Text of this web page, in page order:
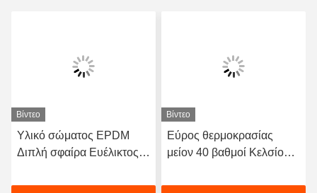
Βίντεο
Υλικό σώματος EPDM
Διπλή σφαίρα Ευέλικτος
από καουτσούκ
Βίντεο
Εύρος θερμοκρασίας
μείον 40 βαθμοί Κελσίου
Διπλή σφαιρική εύκαμπτη